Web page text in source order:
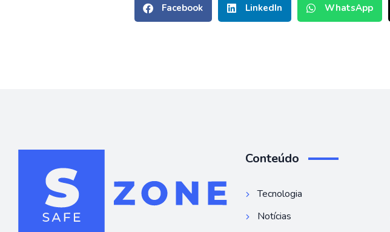
Facebook LinkedIn WhatsApp
Conteúdo
Tecnologia
Notícias